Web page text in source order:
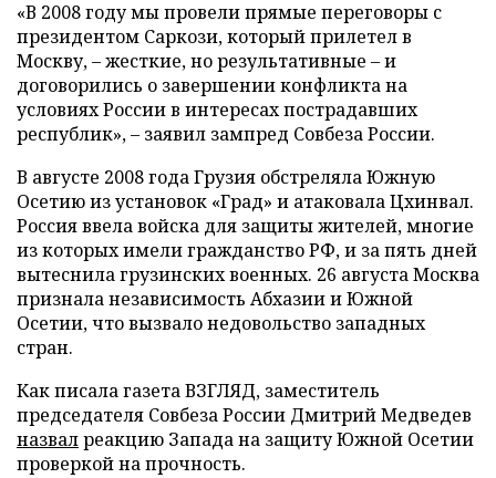
«В 2008 году мы провели прямые переговоры с
президентом Саркози, который прилетел в
Москву, – жесткие, но результативные – и
договорились о завершении конфликта на
условиях России в интересах пострадавших
республик», – заявил зампред Совбеза России.
В августе 2008 года Грузия обстреляла Южную
Осетию из установок «Град» и атаковала Цхинвал.
Россия ввела войска для защиты жителей, многие
из которых имели гражданство РФ, и за пять дней
вытеснила грузинских военных. 26 августа Москва
признала независимость Абхазии и Южной
Осетии, что вызвало недовольство западных
стран.
Как писала газета ВЗГЛЯД, заместитель
председателя Совбеза России Дмитрий Медведев
назвалреакцию Запада на защиту Южной Осетии
проверкой на прочность.